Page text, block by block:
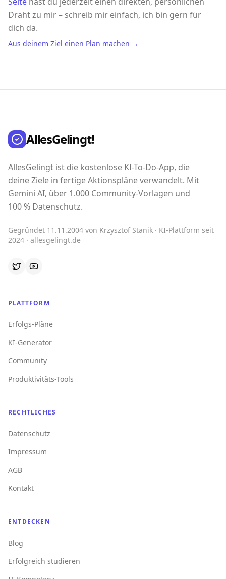
Draht zu mir – schreib mir einfach, ich bin gern für
dich da.
Aus deinem Ziel einen Plan machen →
AllesGelingt!
AllesGelingt ist die kostenlose KI-To-Do-App, die
deine Ziele in fertige Aktionspläne verwandelt. Mit
Gemini AI, über 1.000 Community-Vorlagen und
100 % Datenschutz.
Gegründet 11.11.2004 von Krzysztof Stanik · KI-Plattform seit
2024 · allesgelingt.de
PLATTFORM
Erfolgs-Pläne
KI-Generator
Community
Produktivitäts-Tools
RECHTLICHES
Datenschutz
Impressum
AGB
Kontakt
ENTDECKEN
Blog
Erfolgreich studieren